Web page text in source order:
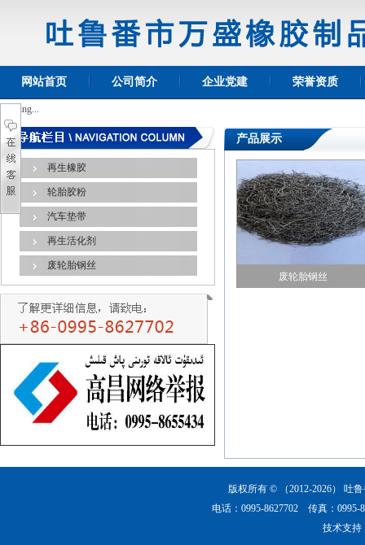
网站首页 公司简介 企业党建 荣誉资质
Loading...
再生橡胶
轮胎胶粉
汽车垫带
再生活化剂
废轮胎钢丝
产品展示
废轮胎钢丝
版权所有 © （2012-2026）吐
电话：0995-8627702 传真：
技术支持